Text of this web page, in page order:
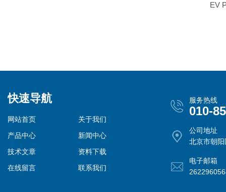
EV
快速导航
网站首页
关于我们
产品中心
新闻中心
技术文章
资料下载
在线留言
联系我们
服务热线
010-
公司地址
北京市朝
电子邮箱